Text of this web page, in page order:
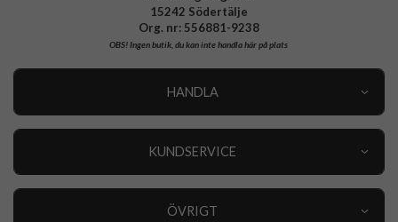
15242 Södertälje
Org. nr: 556881-9238
OBS!Ingen butik, du kan inte handla här på plats
HANDLA
KUNDSERVICE
ÖVRIGT